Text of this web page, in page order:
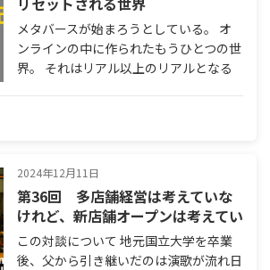
メタバースが始まろうとしている。 オ
ンラインの中に作られたもうひとつの世
界。 それはリアル以上のリアルとなる
2024年12月11日
第36回 多店舗経営は考えていな
けれど、新店舗オープンは考えてい
る？
この対談について 地元国立大学を卒業
後、父から引き継いだのは演歌が流れ日